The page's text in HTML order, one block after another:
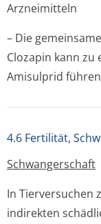
Arzneimitteln
– Die
Clozapin kann zu
Amisulprid
4.6 Fertilität,
Schwangerschaft
In Tierversuchen
indirekten